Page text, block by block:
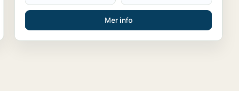
Mer info